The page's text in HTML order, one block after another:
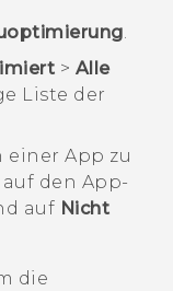
.
> Alle
Liste der
App zu
den App-
auf Nicht
die